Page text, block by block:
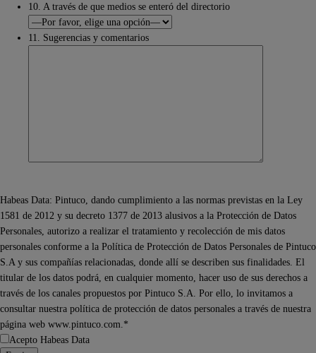
10. A través de que medios se enteró del directorio
11. Sugerencias y comentarios
Habeas Data: Pintuco, dando cumplimiento a las normas previstas en la Ley
1581 de 2012 y su decreto 1377 de 2013 alusivos a la Protección de Datos
Personales, autorizo a realizar el tratamiento y recolección de mis datos
personales conforme a la Política de Protección de Datos Personales de Pintuco
S.A y sus compañías relacionadas, donde allí se describen sus finalidades. El
titular de los datos podrá, en cualquier momento, hacer uso de sus derechos a
través de los canales propuestos por Pintuco S.A. Por ello, lo invitamos a
consultar nuestra política de protección de datos personales a través de nuestra
página web www.pintuco.com.*
Acepto Habeas Data